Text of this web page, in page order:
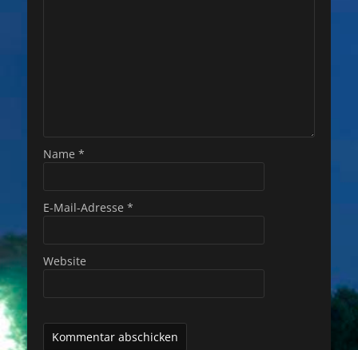
Name *
E-Mail-Adresse *
Website